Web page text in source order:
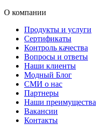
О компании
Продукты и услуги
Сертификаты
Контроль качества
Вопросы и ответы
Наши клиенты
Модный Блог
СМИ о нас
Партнеры
Наши преимущества
Вакансии
Контакты